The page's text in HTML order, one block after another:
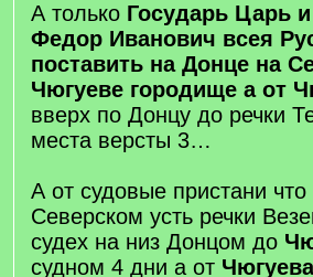
А только Государь Царь
Федор Иванович всея
поставить на Донце на
Чюгуеве городище а от
вверх по Донцу до речки
места версты 3…
А от судовые пристани
Северском усть речки
судех на низ Донцом до
судном 4 дни а от